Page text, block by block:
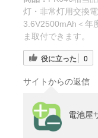
灯・非常灯用交換
3.6V2500mAh＜年
ま取付できます。
役に立った 0
サイトからの返信
電池屋